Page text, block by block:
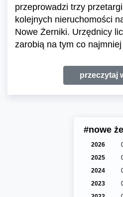
przeprowadzi trzy
kolejnych nieruchomości
Nowe Żerniki. Urzędnicy
zarobią na tym co najmniej
przeczytaj
#nowe
2026
2025
2024
2023